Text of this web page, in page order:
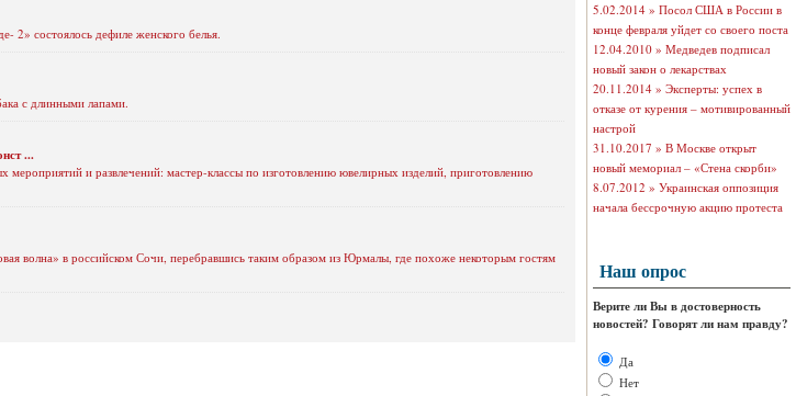
2» состоялось дефиле женского белья.
с длинными лапами.
...
мероприятий и развлечений: мастер-классы по изготовлению ювелирных изделий, приготовлению
волна» в российском Сочи, перебравшись таким образом из Юрмалы, где похоже некоторым гостям
5.02.2014 » Посол США в России в
конце февраля уйдет со своего поста
12.04.2010 » Медведев подписал
новый закон о лекарствах
20.11.2014 » Эксперты: успех в
отказе от курения – мотивированный
настрой
31.10.2017 » В Москве открыт
новый мемориал – «Стена скорби»
8.07.2012 » Украинская оппозиция
начала бессрочную акцию протеста
Наш опрос
Верите ли Вы в достоверность
новостей? Говорят ли нам правду?
Да
Нет